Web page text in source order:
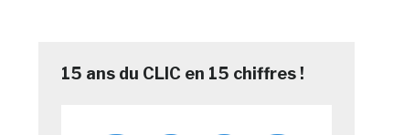
15 ans du CLIC en 15 chiffres !